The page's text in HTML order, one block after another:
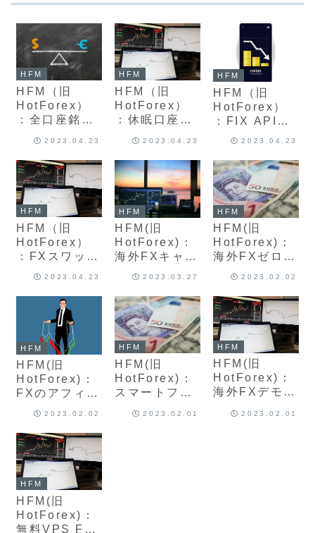
HFM
HFM（旧
HotForex）
：全口座銘柄
ルール、最大
レバレッジ、
規制、制限と
条件について
最新版一覧を
徹底紹介
2023.04.23
HFM
HFM（旧
HotForex）
：休眠口座・
は？口座維持
手数料や開設
方法について
最新版を解説
2023.04.23
HFM
HFM（旧
HotForex）
：FIX APIと
は？ 特徴と申
2023.04.23
HFM
HFM（旧
HotForex）
：FXスワップ
ル おすすめ銘
柄計算方法と
一覧最新版を
解説
2023.04.23
HFM
HFM(旧
HotForex)：
海外FXキャッ
について最新
版を解説
2023.03.27
HFM
HFM(旧
HotForex)：
海外FXゼロカ
ット、デメリ
ット、追証な
し？発動条件
について最新
版を解説
2023.02.02
HFM
HFM(旧
HotForex)：
FXのアフィリ
エイトの特徴
方法について
最新版をまと
めて解説
2023.02.02
HFM
HFM(旧
HotForex)：
スマートフォ
徴と機能につ
2023.02.01
HFM
HFM(旧
HotForex)：
海外FXデモト
ストの特徴と
2023.02.01
HFM
HFM(旧
HotForex)：
無料VPS FX